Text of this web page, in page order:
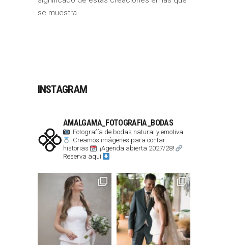
se muestra
INSTAGRAM
AMALGAMA_FOTOGRAFIA_BODAS
Fotografía de bodas natural y emotiva
Creamos imágenes para contar
historias
¡Agenda abierta 2027/28!
Reserva aquí